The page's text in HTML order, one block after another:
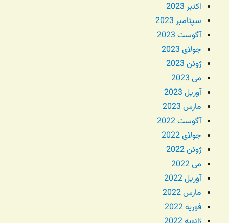
اکتبر 2023
سپتامبر 2023
آگوست 2023
جولای 2023
ژوئن 2023
می 2023
آوریل 2023
مارس 2023
آگوست 2022
جولای 2022
ژوئن 2022
می 2022
آوریل 2022
مارس 2022
فوریه 2022